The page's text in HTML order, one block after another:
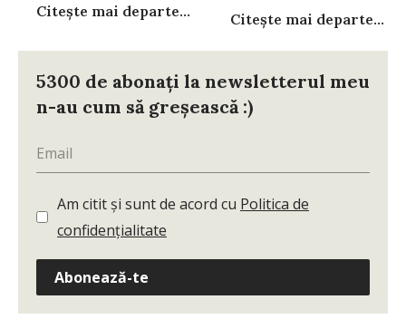
Citește mai departe... Citește mai departe...
5300 de abonați la newsletterul meu
n-au cum să greșească :)
Am citit și sunt de acord cu Politica de
confidențialitate
Abonează-te